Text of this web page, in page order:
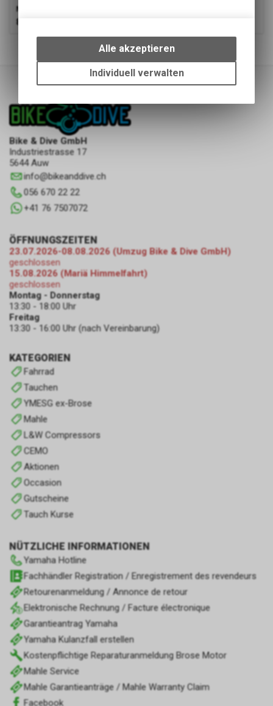
Mahle
819.90
4von4Produkten
Bike & Dive GmbH
Industriestrasse 17
5644 Auw
info@bikeanddive.ch
056 670 22 22
+41 76 7507072
KATEGORIEN
Fahrrad
Tauchen
YMESG ex-Brose
Mahle
L&W Compressors
CEMO
Aktionen
Occasion
Gutscheine
Tauch Kurse
NÜTZLICHE INFORMATIONEN
Yamaha Hotline
Fachhändler Registration / Enregistrement des revendeurs
Retourenanmeldung / Annonce de retour
Elektronische Rechnung / Facture électronique
Garantieantrag Yamaha
Yamaha Kulanzfall erstellen
Kostenpflichtige Reparaturanmeldung Brose Motor
Mahle Service
Mahle Garantieanträge / Mahle Warranty Claim
Facebook
ÖFFNUNGSZEITEN
23.07.2026-08.08.2026 (Umzug Bike & Dive GmbH)
geschlossen
15.08.2026 (Mariä Himmelfahrt)
geschlossen
Montag - Donnerstag
13:30 - 18:00 Uhr
Freitag
13:30 - 16:00 Uhr (nach Vereinbarung)
bestimmte Interaktionen und
Einstellungen auf Ihrem Gerät,
um die grundlegenden
Funktionen unseres Online-
des Warenkorbs, zu
ermöglichen. Bitte beachten Sie,
zulassen.
Alle akzeptieren
Individuell verwalten